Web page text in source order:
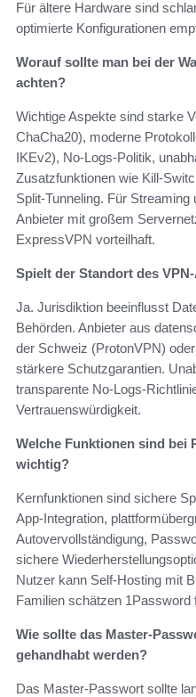
Für ältere Hardware sind
optimierte Konfigurationen
Worauf sollte man bei der
achten?
Wichtige Aspekte sind starke
ChaCha20), moderne
IKEv2), No‑Logs‑Politik,
Zusatzfunktionen wie
Split‑Tunneling. Für
Anbieter mit großem
ExpressVPN vorteilhaft.
Spielt der Standort des
Ja. Jurisdiktion beeinflusst
Behörden. Anbieter aus
der Schweiz (ProtonVPN)
stärkere Schutzgarantien.
transparente
Vertrauenswürdigkeit.
Welche Funktionen sind bei
wichtig?
Kernfunktionen sind sichere
App‑Integration,
Autovervollständigung,
sichere
Nutzer kann Self‑Hosting mit
Familien schätzen 1Password
Wie sollte das
gehandhabt werden?
Das Master‑Passwort sollte